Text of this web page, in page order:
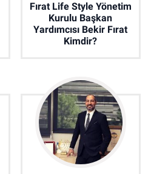
Fırat Life Style Yönetim
Kurulu Başkan
Yardımcısı Bekir Fırat
Kimdir?